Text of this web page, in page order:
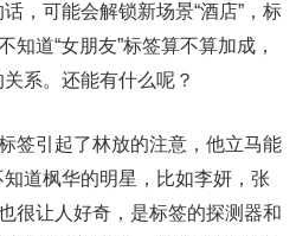
，可能会解锁新场景“酒店”，标
知道“女朋友”标签算不算加成，
系。还能有什么呢？
签引起了林放的注意，他立马能
道枫华的明星，比如李妍，张
很让人好奇，是标签的探测器和